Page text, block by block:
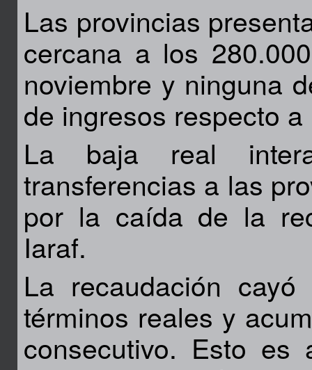
Las provincias
cercana a los
noviembre y ninguna
de ingresos respecto
La baja real
transferencias a las
por la caída de la
Iaraf.
La recaudación
términos reales y
consecutivo. Esto